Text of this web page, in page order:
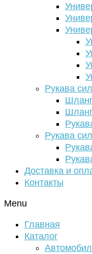
Рукава
Рукава
Доставка и
Контакты
Menu
Главная
Каталог